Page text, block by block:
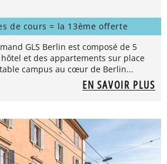
de cours = la 13ème offerte
GLS Berlin est composé de 5
et des appartements sur place
campus au cœur de Berlin...
EN SAVOIR PLUS